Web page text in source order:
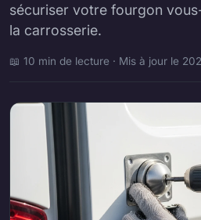
sécuriser votre fourgon
la carrosserie.
📖 10 min de lecture · Mis à jour le